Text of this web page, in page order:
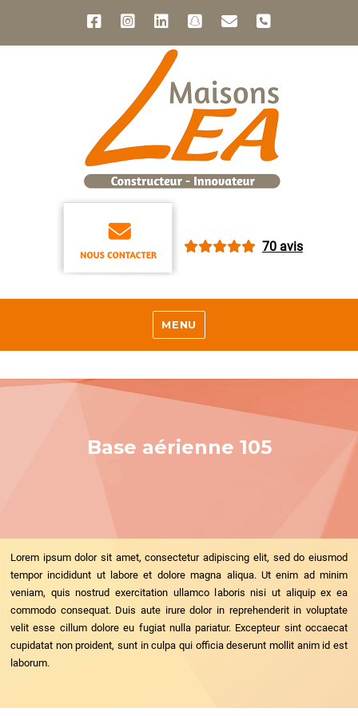
70 avis
MENU
Base aérienne 105
Lorem ipsum dolor sit amet, consectetur adipiscing elit, sed do eiusmod
tempor incididunt ut labore et dolore magna aliqua. Ut enim ad minim
veniam, quis nostrud exercitation ullamco laboris nisi ut aliquip ex ea
commodo consequat. Duis aute irure dolor in reprehenderit in voluptate
velit esse cillum dolore eu fugiat nulla pariatur. Excepteur sint occaecat
cupidatat non proident, sunt in culpa qui officia deserunt mollit anim id est
laborum.